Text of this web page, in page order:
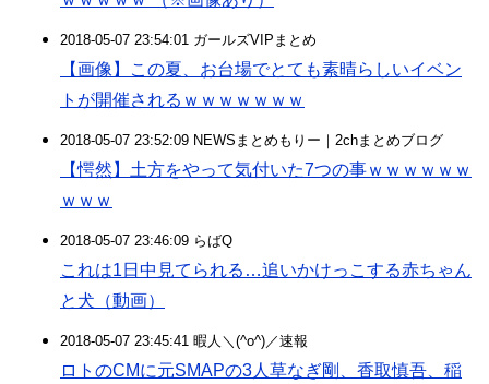
2018-05-07 23:54:01 ガールズVIPまとめ
【画像】この夏、お台場でとても素晴らしいイベン
トが開催されるｗｗｗｗｗｗｗ
2018-05-07 23:52:09 NEWSまとめもりー｜2chまとめブログ
【愕然】土方をやって気付いた7つの事ｗｗｗｗｗｗ
ｗｗｗ
2018-05-07 23:46:09 らばQ
これは1日中見てられる…追いかけっこする赤ちゃん
と犬（動画）
2018-05-07 23:45:41 暇人＼(^o^)／速報
ロトのCMに元SMAPの3人草なぎ剛、香取慎吾、稲